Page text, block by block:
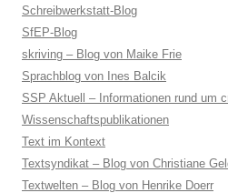
Schreibwerkstatt-Blog
SfEP-Blog
skriving – Blog von Maike Frie
Sprachblog von Ines Balcik
SSP Aktuell – Informationen rund um
Wissenschaftspublikationen
Text im Kontext
Textsyndikat – Blog von Christiane
Textwelten – Blog von Henrike Doerr